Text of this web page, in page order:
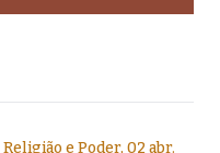
Religião e Poder, 02 abr.